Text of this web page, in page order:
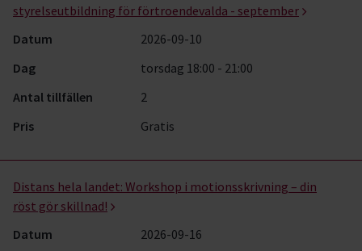
styrelseutbildning för förtroendevalda - september
Datum
2026-09-10
Dag
torsdag 18:00 - 21:00
Antal tillfällen
2
Pris
Gratis
Distans hela landet: Workshop i motionsskrivning – din
röst gör skillnad!
Datum
2026-09-16